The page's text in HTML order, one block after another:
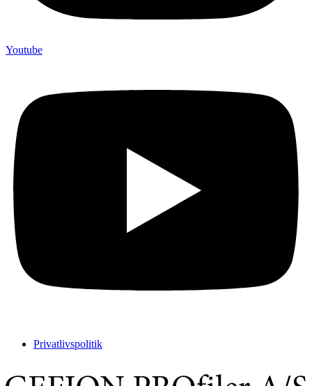
Youtube
Privatlivspolitik